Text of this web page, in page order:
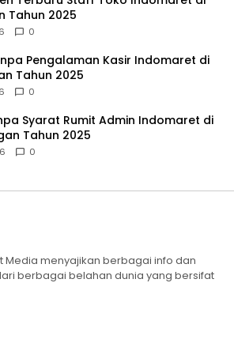
Tahun 2025
0
Pengalaman Kasir Indomaret di
Tahun 2025
0
Syarat Rumit Admin Indomaret di
Tahun 2025
0
Media menyajikan berbagai info dan
berbagai belahan dunia yang bersifat